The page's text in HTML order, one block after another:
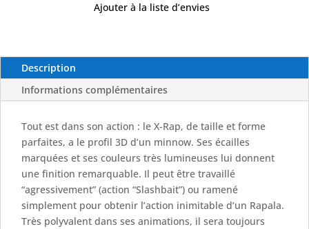
Ajouter à la liste d’envies
Description
Informations complémentaires
Tout est dans son action : le X-Rap, de taille et forme
parfaites, a le profil 3D d’un minnow. Ses écailles
marquées et ses couleurs très lumineuses lui donnent
une finition remarquable. Il peut être travaillé
“agressivement” (action “Slashbait”) ou ramené
simplement pour obtenir l’action inimitable d’un Rapala.
Très polyvalent dans ses animations, il sera toujours